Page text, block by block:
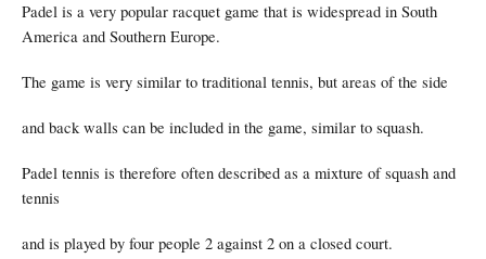
Padel is a very popular racquet game that is widespread in South
America and Southern Europe.
The game is very similar to traditional tennis, but areas of the side
and back walls can be included in the game, similar to squash.
Padel tennis is therefore often described as a mixture of squash and
tennis
and is played by four people 2 against 2 on a closed court.